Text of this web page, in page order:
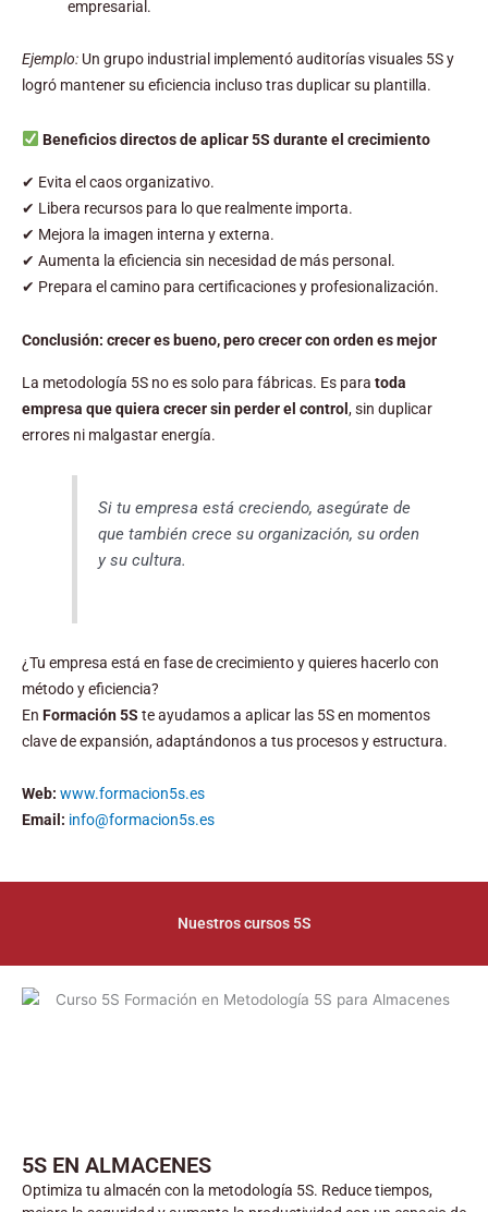
empresarial.
Ejemplo: Un grupo industrial implementó auditorías visuales 5S y
logró mantener su eficiencia incluso tras duplicar su plantilla.
Beneficios directos de aplicar 5S durante el crecimiento
✔ Evita el caos organizativo.
✔ Libera recursos para lo que realmente importa.
✔ Mejora la imagen interna y externa.
✔ Aumenta la eficiencia sin necesidad de más personal.
✔ Prepara el camino para certificaciones y profesionalización.
Conclusión: crecer es bueno, pero crecer con orden es mejor
La metodología 5S no es solo para fábricas. Es para toda
empresa que quiera crecer sin perder el control , sin duplicar
errores ni malgastar energía.
Si tu empresa está creciendo, asegúrate de
que también crece su organización, su orden
y su cultura.
¿Tu empresa está en fase de crecimiento y quieres hacerlo con
método y eficiencia?
En Formación 5S te ayudamos a aplicar las 5S en momentos
clave de expansión, adaptándonos a tus procesos y estructura.
Web: www.formacion5s.es
Email: info@formacion5s.es
Nuestros cursos 5S
5S EN ALMACENES
Optimiza tu almacén con la metodología 5S. Reduce tiempos,